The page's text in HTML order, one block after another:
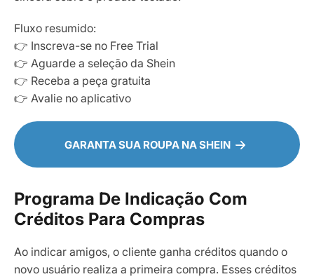
Fluxo resumido:
👉 Inscreva-se no Free Trial
👉 Aguarde a seleção da Shein
👉 Receba a peça gratuita
👉 Avalie no aplicativo
GARANTA SUA ROUPA NA SHEIN
Programa De Indicação Com
Créditos Para Compras
Ao indicar amigos, o cliente ganha créditos quando o
novo usuário realiza a primeira compra. Esses créditos